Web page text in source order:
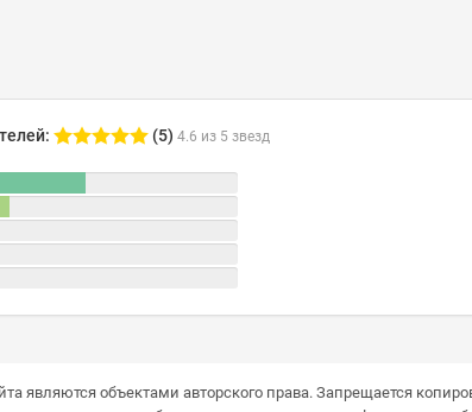
(5) 4.6 из 5 звезд
являются объектами авторского права. Запрещается